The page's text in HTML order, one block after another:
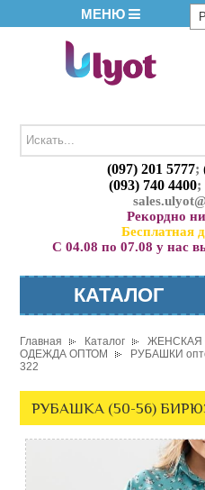
МЕНЮ
(097) 201 5777;
(093) 740 4400;
Рекордно
Бесплатная
С 04.08 по 07.08 у нас
КАТАЛОГ
Главная Каталог ЖЕНСКАЯ
ОДЕЖДА ОПТОМ
РУБАШКИ
322
РУБАШКА (50-56)